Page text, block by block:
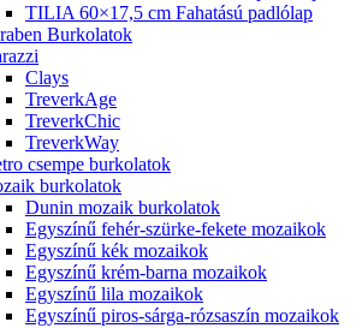
TILIA 60×17,5 cm Fahatású padlólap
Burkolatok
Clays
TreverkAge
TreverkChic
TreverkWay
csempe burkolatok
burkolatok
Dunin mozaik burkolatok
Egyszínű fehér-szürke-fekete mozaikok
Egyszínű kék mozaikok
Egyszínű krém-barna mozaikok
Egyszínű lila mozaikok
Egyszínű piros-sárga-rózsaszín mozaikok